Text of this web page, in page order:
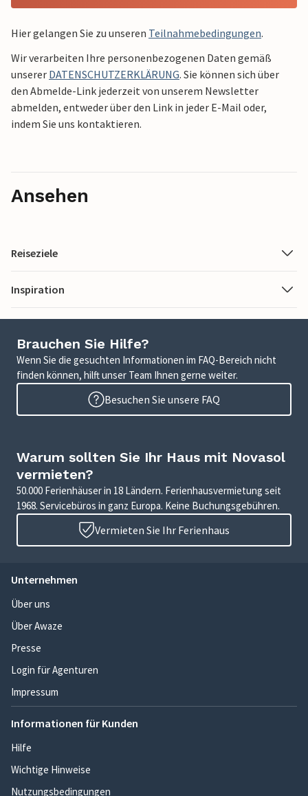
Hier gelangen Sie zu unseren Teilnahmebedingungen.
Wir verarbeiten Ihre personenbezogenen Daten gemäß
unserer DATENSCHUTZERKLÄRUNG. Sie können sich über
den Abmelde-Link jederzeit von unserem Newsletter
abmelden, entweder über den Link in jeder E-Mail oder,
indem Sie uns kontaktieren.
Ansehen
Reiseziele
Inspiration
Brauchen Sie Hilfe?
Wenn Sie die gesuchten Informationen im FAQ-Bereich nicht
finden können, hilft unser Team Ihnen gerne weiter.
Besuchen Sie unsere FAQ
Warum sollten Sie Ihr Haus mit Novasol
vermieten?
50.000 Ferienhäuser in 18 Ländern. Ferienhausvermietung seit
1968. Servicebüros in ganz Europa. Keine Buchungsgebühren.
Vermieten Sie Ihr Ferienhaus
Unternehmen
Über uns
Über Awaze
Presse
Login für Agenturen
Impressum
Informationen für Kunden
Hilfe
Wichtige Hinweise
Nutzungsbedingungen